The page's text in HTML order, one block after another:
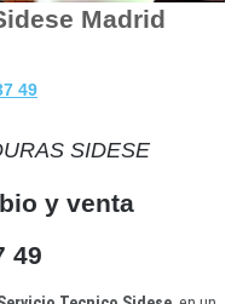
Madrid
49
SIDESE
y venta
49